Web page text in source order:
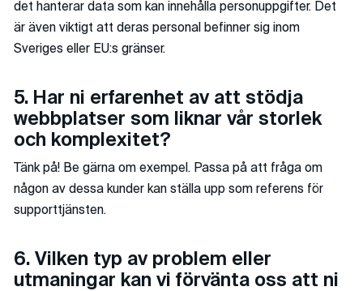
det hanterar data som kan innehålla personuppgifter. Det
är även viktigt att deras personal befinner sig inom
Sveriges eller EU:s gränser.
5. Har ni erfarenhet av att stödja
webbplatser som liknar vår storlek
och komplexitet?
Tänk på! Be gärna om exempel. Passa på att fråga om
någon av dessa kunder kan ställa upp som referens för
supporttjänsten.
6. Vilken typ av problem eller
utmaningar kan vi förvänta oss att ni